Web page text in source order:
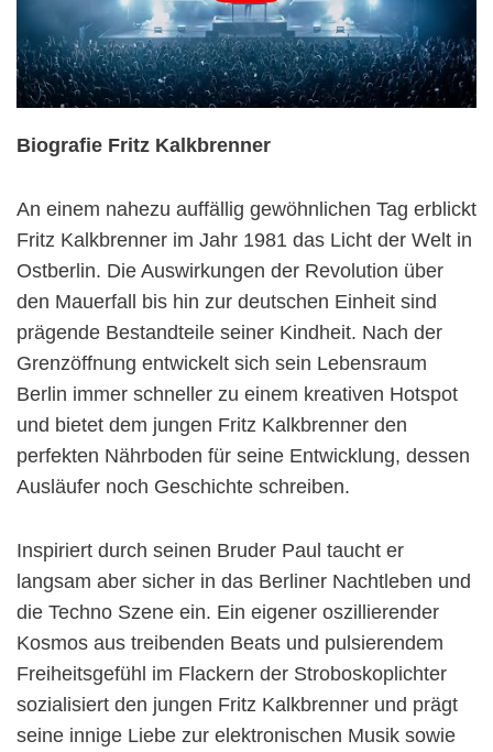
Biografie Fritz Kalkbrenner
An einem nahezu auffällig gewöhnlichen Tag erblickt
Fritz Kalkbrenner im Jahr 1981 das Licht der Welt in
Ostberlin. Die Auswirkungen der Revolution über
den Mauerfall bis hin zur deutschen Einheit sind
prägende Bestandteile seiner Kindheit. Nach der
Grenzöffnung entwickelt sich sein Lebensraum
Berlin immer schneller zu einem kreativen Hotspot
und bietet dem jungen Fritz Kalkbrenner den
perfekten Nährboden für seine Entwicklung, dessen
Ausläufer noch Geschichte schreiben.
Inspiriert durch seinen Bruder Paul taucht er
langsam aber sicher in das Berliner Nachtleben und
die Techno Szene ein. Ein eigener oszillierender
Kosmos aus treibenden Beats und pulsierendem
Freiheitsgefühl im Flackern der Stroboskoplichter
sozialisiert den jungen Fritz Kalkbrenner und prägt
seine innige Liebe zur elektronischen Musik sowie